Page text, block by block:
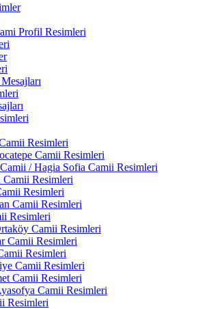
Profil Resimleri
Resimleri
Camii Resimleri
/ Hagia Sofia Camii Resimleri
Resimleri
Resimleri
Camii Resimleri
Resimleri
Camii Resimleri
Camii Resimleri
Resimleri
Camii Resimleri
Camii Resimleri
Camii Resimleri
Resimleri